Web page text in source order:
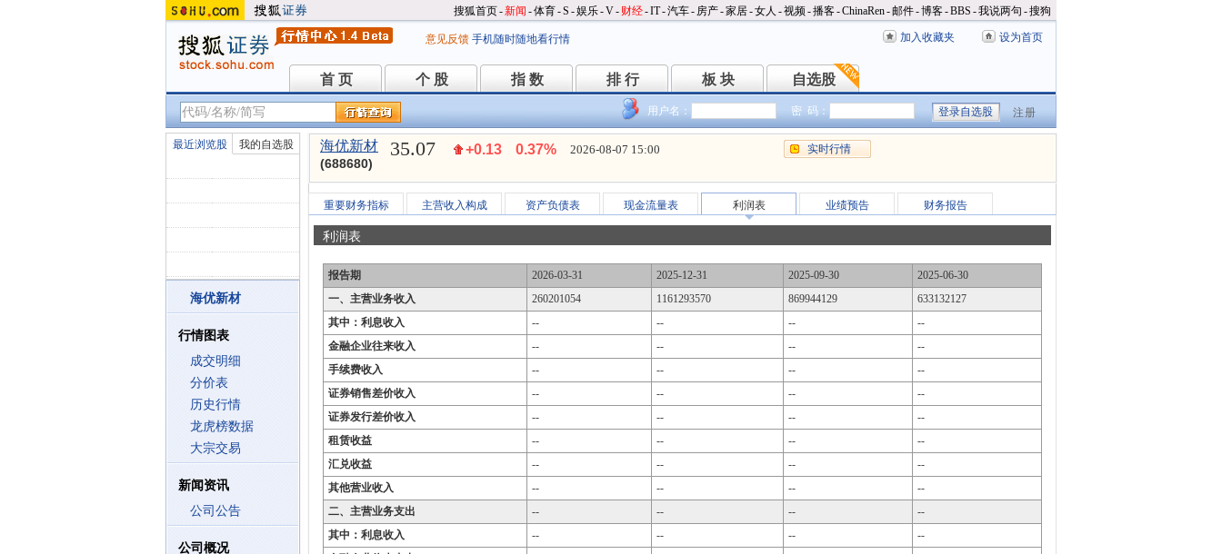
搜狐首页-新闻 -体育-S -娱乐-V- 财经-IT-汽车- 房产-家居-女人 -视频-播客-ChinaRen-邮件-博客-BBS -我说两句 -搜狗
意见反馈 手机随时随地看行情 加入收藏夹 设为首页
首 页
首 页 个 股
个 股 指 数
指 数 排 行
排 行 板 块
板 块 自选股
自选股
用户名： 密 码： 注册
最近浏览股 我的自选股
海优新材
行情图表
成交明细
分价表
历史行情
龙虎榜数据
大宗交易
新闻资讯
公司公告
公司概况
海优新材
(688680)
35.07 +0.13 0.37% 2026-08-07 15:00 实时行情
重要财务指标 主营收入构成 资产负债表 现金流量表 利润表 业绩预告 财务报告
利润表
报告期 2026-03-31 2025-12-31 2025-09-30
2025-06-30
一、主营业务收入
260201054 1161293570 869944129
633132127
其中：利息收入
-- -- --
--
金融企业往来收入
-- -- --
--
手续费收入
-- -- --
--
证券销售差价收入
-- -- --
--
证券发行差价收入
-- -- --
--
租赁收益
-- -- --
--
汇兑收益
-- -- --
--
其他营业收入
-- -- --
--
二、主营业务支出
-- -- --
--
其中：利息收入
-- -- --
--